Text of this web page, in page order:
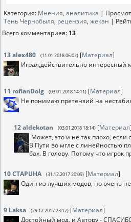
Категория: Мнения, аналитика |
Тень Чернобыля, рецензия, жекан |
Всего комментариев: 13
13alex480 (11.01.2018 06:02) [Материал]
Играл,действительно
11 roflanDolg (03.01.2018 14:11) [Материал]
Не понимаю претензий на
12aldekotan (03.01.2018 18:14) [Материал]
Может, это и не так плохо,
В Пути во мгле с линейностью
бах. В голову. Потому что игрок
10CTAPUHA (31.12.2017 20:09) [Материал]
Один из лучших модов, но очень
9 Laksa (29.12.2017 23:12) [Материал]
Достойный мод, и Автору -